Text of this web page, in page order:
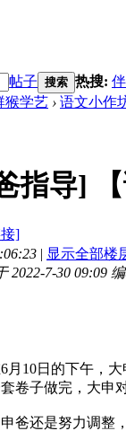
帖子 搜索 热搜:
猴学艺 › 语文小作
指导]
]
| 显示全部楼
2022-7-30 09:09
月10日的下午，
卷子做完，大申
爸还是努力调整